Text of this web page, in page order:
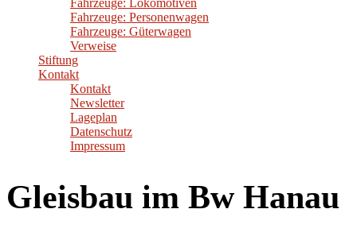
Fahrzeuge: Lokomotiven
Fahrzeuge: Personenwagen
Fahrzeuge: Güterwagen
Verweise
Stiftung
Kontakt
Kontakt
Newsletter
Lageplan
Datenschutz
Impressum
Gleisbau im Bw Hanau